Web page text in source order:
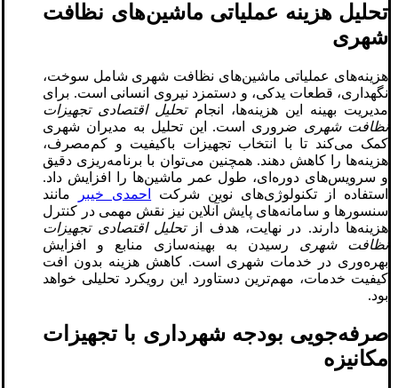
تحلیل هزینه عملیاتی ماشین‌های نظافت
شهری
هزینه‌های عملیاتی ماشین‌های نظافت شهری شامل سوخت،
نگهداری، قطعات یدکی، و دستمزد نیروی انسانی است. برای
مدیریت بهینه این هزینه‌ها، انجامتحلیل اقتصادی تجهیزات
نظافت شهری ضروری است. این تحلیل به مدیران شهری
کمک می‌کند تا با انتخاب تجهیزات باکیفیت و کم‌مصرف،
هزینه‌ها را کاهش دهند. همچنین می‌توان با برنامه‌ریزی دقیق
و سرویس‌های دوره‌ای، طول عمر ماشین‌ها را افزایش داد.
استفاده از تکنولوژی‌های نوین شرکت
احمدی خیبر
مانند
سنسورها و سامانه‌های پایش آنلاین نیز نقش مهمی در کنترل
هزینه‌ها دارند. در نهایت، هدف ازتحلیل اقتصادی تجهیزات
نظافت شهری رسیدن به بهینه‌سازی منابع و افزایش
بهره‌وری در خدمات شهری است. کاهش هزینه بدون افت
کیفیت خدمات، مهم‌ترین دستاورد این رویکرد تحلیلی خواهد
بود.
صرفه‌جویی بودجه شهرداری با تجهیزات
مکانیزه